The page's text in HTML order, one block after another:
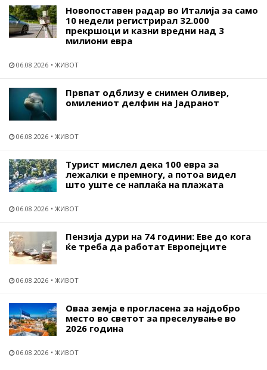
Новопоставен радар во Италија за само
10 недели регистрирал 32.000
прекршоци и казни вредни над 3
милиони евра
06.08.2026 ЖИВОТ
Првпат одблизу е снимен Оливер,
омилениот делфин на Јадранот
06.08.2026 ЖИВОТ
Турист мислел дека 100 евра за
лежалки е премногу, а потоа видел
што уште се наплаќа на плажата
06.08.2026 ЖИВОТ
Пензија дури на 74 години: Еве до кога
ќе треба да работат Европејците
06.08.2026 ЖИВОТ
Оваа земја е прогласена за најдобро
место во светот за преселување во
2026 година
06.08.2026 ЖИВОТ